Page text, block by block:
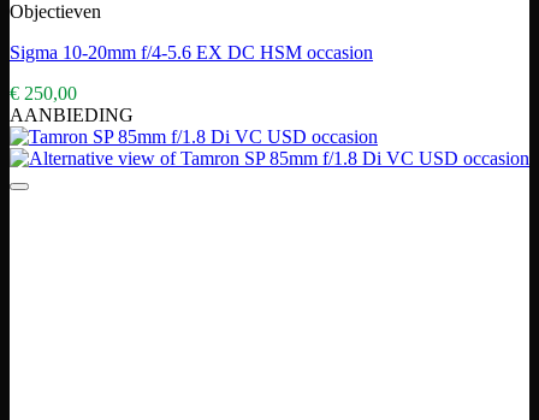
Objectieven
Sigma 10-20mm f/4-5.6 EX DC HSM occasion
€ 250,00
AANBIEDING